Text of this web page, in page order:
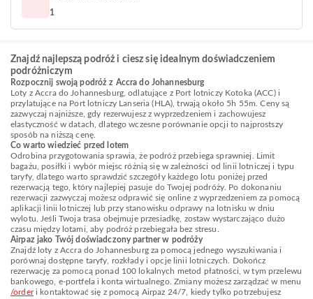
1
Znajdź najlepszą podróż i ciesz się idealnym doświadczeniem
podróżniczym
Rozpocznij swoją podróż z Accra do Johannesburg
Loty z Accra do Johannesburg, odlatujące z Port lotniczy Kotoka (ACC) i
przylatujące na Port lotniczy Lanseria (HLA), trwają około 5h 55m. Ceny są
zazwyczaj najniższe, gdy rezerwujesz z wyprzedzeniem i zachowujesz
elastyczność w datach, dlatego wczesne porównanie opcji to najprostszy
sposób na niższą cenę.
Co warto wiedzieć przed lotem
Odrobina przygotowania sprawia, że podróż przebiega sprawniej. Limit
bagażu, posiłki i wybór miejsc różnią się w zależności od linii lotniczej i typu
taryfy, dlatego warto sprawdzić szczegóły każdego lotu poniżej przed
rezerwacją tego, który najlepiej pasuje do Twojej podróży. Po dokonaniu
rezerwacji zazwyczaj możesz odprawić się online z wyprzedzeniem za pomocą
aplikacji linii lotniczej lub przy stanowisku odprawy na lotnisku w dniu
wylotu. Jeśli Twoja trasa obejmuje przesiadkę, zostaw wystarczająco dużo
czasu między lotami, aby podróż przebiegała bez stresu.
Airpaz jako Twój doświadczony partner w podróży
Znajdź loty z Accra do Johannesburg za pomocą jednego wyszukiwania i
porównaj dostępne taryfy, rozkłady i opcje linii lotniczych. Dokończ
rezerwację za pomocą ponad 100 lokalnych metod płatności, w tym przelewu
bankowego, e-portfela i konta wirtualnego. Zmiany możesz zarządzać w menu
/orderi kontaktować się z pomocą Airpaz 24/7, kiedy tylko potrzebujesz